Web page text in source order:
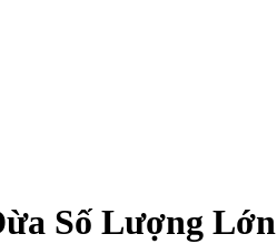
Số Lượng Lớn